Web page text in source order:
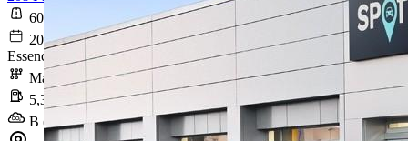
60 057 km
2020-12-31
Essence sans plomb
Manuelle
5,3 l/100km
B (119 g/km)